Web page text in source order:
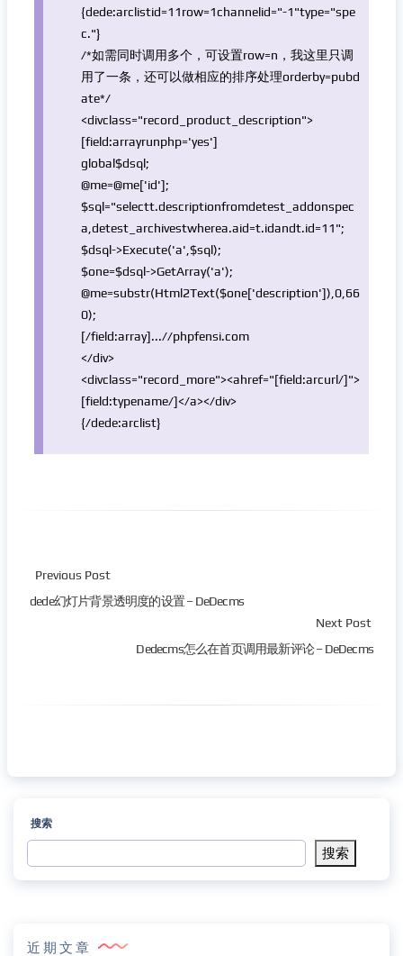
{dede:arclistid=11row=1channelid="-1"type="spe
c."}
/*如需同时调用多个，可设置row=n，我这里只调
用了一条，还可以做相应的排序处理orderby=pubd
ate*/
<divclass="record_product_description">
[field:arrayrunphp='yes']
global$dsql;
@me=@me['id'];
$sql="selectt.descriptionfromdetest_addonspec
a,detest_archivestwherea.aid=t.idandt.id=11";
$dsql->Execute('a' $sql);
$one=$dsql->GetArray('a');
@me=substr(Html2Text($one['description']),0,66
0);
[/field:array]...//phpfensi.com
</div>
<divclass="record_more"><ahref="[field:arcurl/]">
[field:typename/]</a></div>
{/dede:arclist}
Previous Post
dede幻灯片背景透明度的设置 – DeDecms
Next Post
Dedecms怎么在首页调用最新评论 – DeDecms
搜索
搜索
近期文章